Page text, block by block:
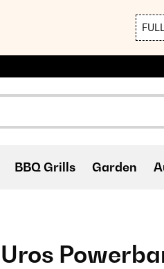
BBQ Grills Garden
Uros